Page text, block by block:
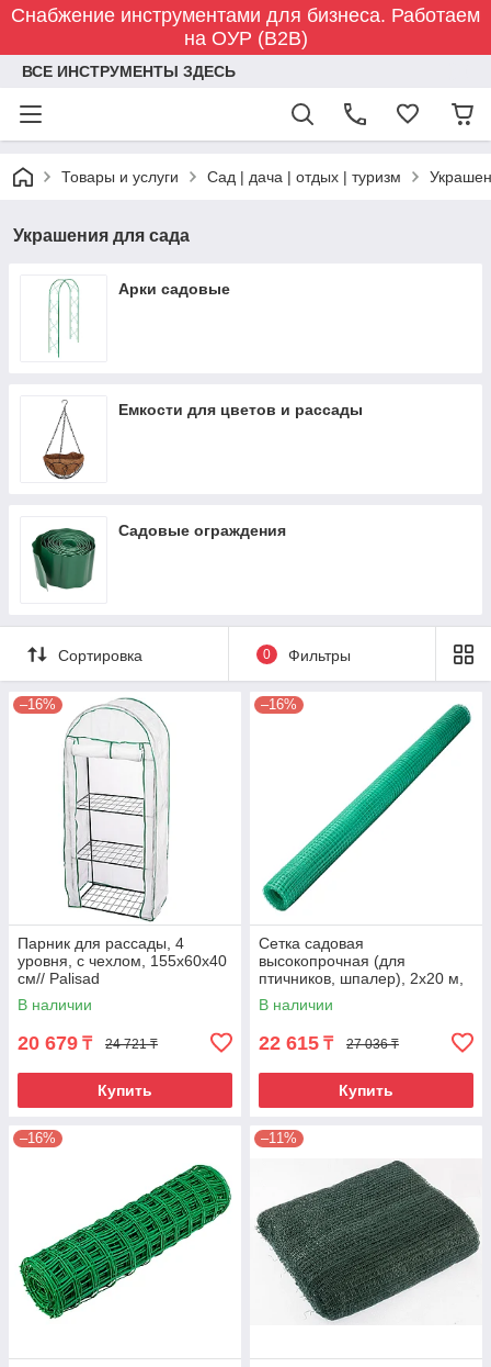
Снабжение инструментами для бизнеса. Работаем
на ОУР (B2B)
ВСЕ ИНСТРУМЕНТЫ ЗДЕСЬ
Товары и услуги Сад | дача | отдых | туризм
Украшения для сада
Арки садовые
Емкости для цветов и рассады
Садовые ограждения
Сортировка 0 Фильтры
–16%
Парник для рассады, 4
уровня, с чехлом, 155х60х40
см// Palisad
В наличии
20 679 ₸ 24 721 ₸
Купить
–16%
Сетка садовая
высокопрочная (для
птичников, шпалер), 2х20 м,
ячейка 20х20 мм// Palisad
В наличии
22 615 ₸ 27 036 ₸
Купить
–16% –11%